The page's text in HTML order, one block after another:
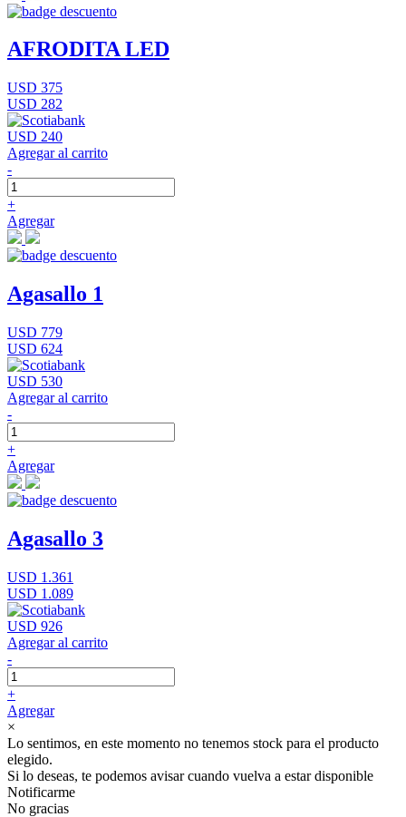
AFRODITA LED
USD 375
USD 282
USD 240
Agregar al carrito
-
+
Agregar
Agasallo 1
USD 779
USD 624
USD 530
Agregar al carrito
-
+
Agregar
Agasallo 3
USD 1.361
USD 1.089
USD 926
Agregar al carrito
-
+
Agregar
×
Lo sentimos, en este momento no tenemos stock para el producto
elegido.
Si lo deseas, te podemos avisar cuando vuelva a estar disponible
Notificarme
No gracias